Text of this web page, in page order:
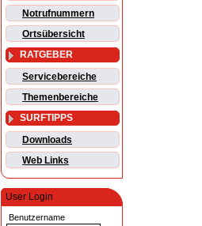
Notrufnummern
Ortsübersicht
RATGEBER
Servicebereiche
Themenbereiche
SURFTIPPS
Downloads
Web Links
User Login
Benutzername